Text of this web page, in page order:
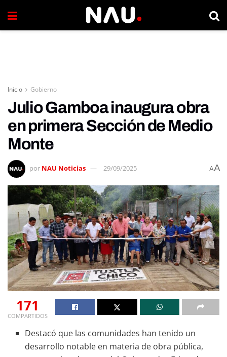
Inicio Gobierno
Julio Gamboa inaugura obra
en primera Sección de Medio
Monte
por NAU Noticias 29/09/2025 AA
171
COMPARTIDOS
Destacó que las comunidades han tenido un
desarrollo notable en materia de obra pública,